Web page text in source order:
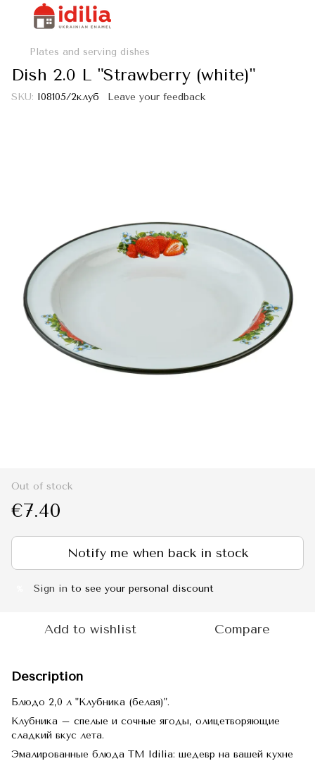
Plates and serving dishes
Dish 2.0 L "Strawberry (white)"
SKU: I08105/2клуб Leave your feedback
Out of stock
€7.40
Notify me when back in stock
Sign in to see your personal discount
Add to wishlist Compare
Description
Блюдо 2,0 л "Клубника (белая)".
Клубника – спелые и сочные ягоды, олицетворяющие
сладкий вкус лета.
Эмалированные блюда TM Idilia: шедевр на вашей кухне